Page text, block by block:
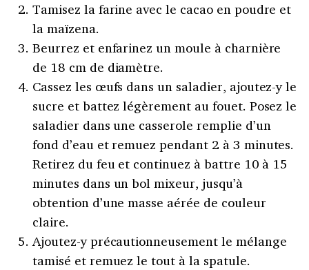
Tamisez la farine avec le cacao en poudre et
la maïzena.
Beurrez et enfarinez un moule à charnière
de 18 cm de diamètre.
Cassez les œufs dans un saladier, ajoutez-y le
sucre et battez légèrement au fouet. Posez le
saladier dans une casserole remplie d’un
fond d’eau et remuez pendant 2 à 3 minutes.
Retirez du feu et continuez à battre 10 à 15
minutes dans un bol mixeur, jusqu’à
obtention d’une masse aérée de couleur
claire.
Ajoutez-y précautionneusement le mélange
tamisé et remuez le tout à la spatule.